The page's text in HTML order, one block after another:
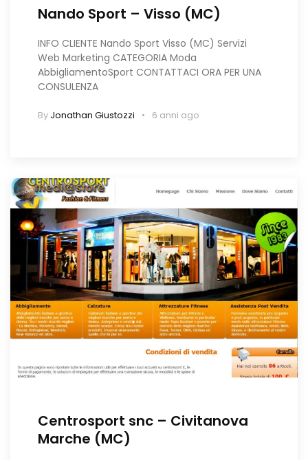
Nando Sport – Visso (MC)
INFO CLIENTE Nando Sport Visso (MC) Servizi
Web Marketing CATEGORIA Moda
AbbigliamentoSport CONTATTACI ORA PER UNA
CONSULENZA
By Jonathan Giustozzi 6 anni ago
Centrosport snc – Civitanova
Marche (MC)